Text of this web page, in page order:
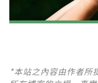
*本站之內容由作者所